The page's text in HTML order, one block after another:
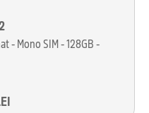
- Mono SIM - 128GB -